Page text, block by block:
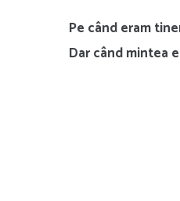
Pe când eram
Dar când mintea